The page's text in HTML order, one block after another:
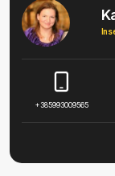
+385993009565